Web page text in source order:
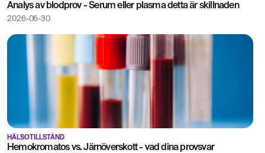
Analys av blodprov - Serum eller plasma detta är skillnaden
2026-06-30
HÄLSOTILLSTÅND
Hemokromatos vs. Järnöverskott - vad dina provsvar